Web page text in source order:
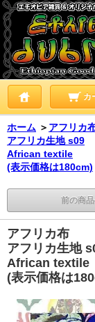
カ
ホーム ＞ アフリカ
アフリカ生地 s09
African textile
(表示価格は180cm)
前の商
アフリカ布
アフリカ生地
African textile
(表示価格は